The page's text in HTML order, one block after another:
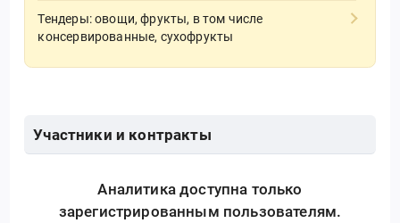
Тендеры: овощи, фрукты, в том числе
консервированные, сухофрукты
Участники и контракты
Аналитика доступна только
зарегистрированным пользователям.